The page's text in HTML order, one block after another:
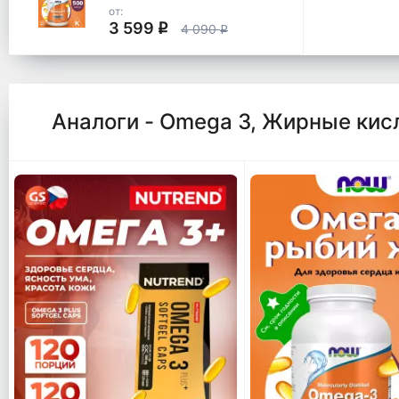
от:
3 599 q 4 090q
Аналоги - Omega 3, Жирные